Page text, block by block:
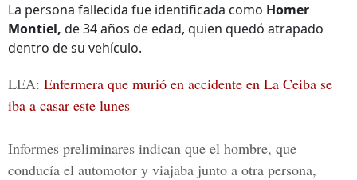
La persona fallecida fue identificada como Homer
Montiel, de 34 años de edad, quien quedó atrapado
dentro de su vehículo.
LEA: Enfermera que murió en accidente en La Ceiba se
iba a casar este lunes
Informes preliminares indican que el hombre, que
conducía el automotor y viajaba junto a otra persona,